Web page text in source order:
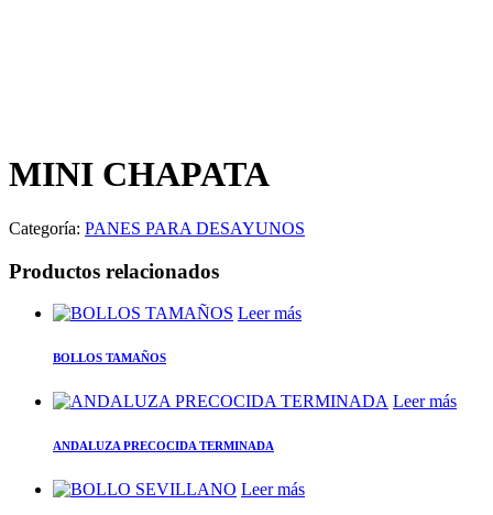
MINI CHAPATA
Categoría: PANES PARA DESAYUNOS
Productos relacionados
Leer más
BOLLOS TAMAÑOS
Leer más
ANDALUZA PRECOCIDA TERMINADA
Leer más